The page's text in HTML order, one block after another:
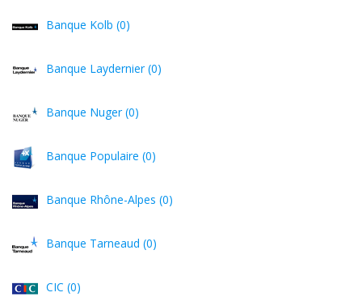
Banque Kolb (0)
Banque Laydernier (0)
Banque Nuger (0)
Banque Populaire (0)
Banque Rhône-Alpes (0)
Banque Tarneaud (0)
CIC (0)